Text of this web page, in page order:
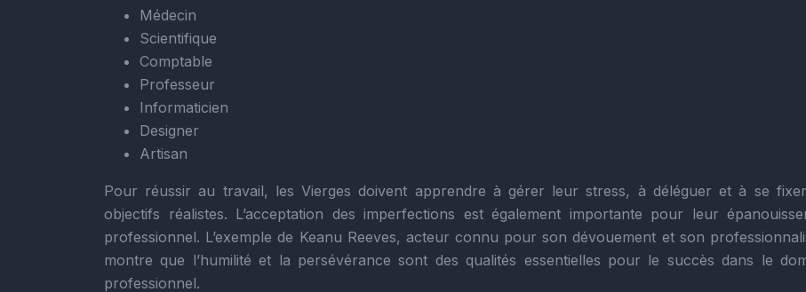
Médecin
Scientifique
Comptable
Professeur
Informaticien
Designer
Artisan
Pour réussir au travail, les Vierges doivent apprendre à gérer leur stress, à déléguer et à se
objectifs réalistes. L’acceptation des imperfections est également importante pour leur
professionnel. L’exemple de Keanu Reeves, acteur connu pour son dévouement et son
montre que l’humilité et la persévérance sont des qualités essentielles pour le succès dans le
professionnel.